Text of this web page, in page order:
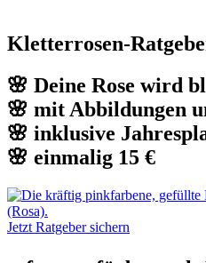
Kletterrosen-
🌸 Deine Rose wird
🌸 mit Abbildungen
🌸 inklusive
🌸 einmalig 15 €
Jetzt Ratgeber sichern